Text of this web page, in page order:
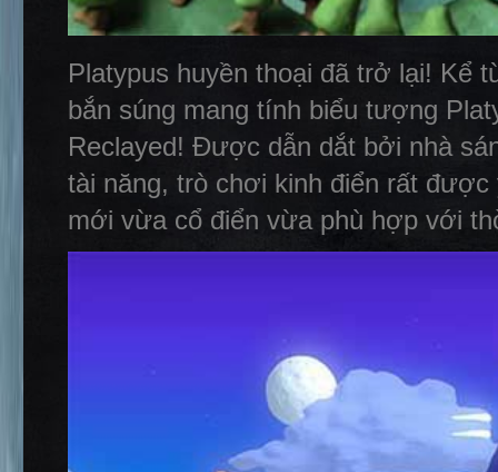
Platypus huyền thoại đã trở lại! Kể
bắn súng mang tính biểu tượng
Reclayed! Được dẫn dắt bởi nhà
tài năng, trò chơi kinh điển rất
mới vừa cổ điển vừa phù hợp với